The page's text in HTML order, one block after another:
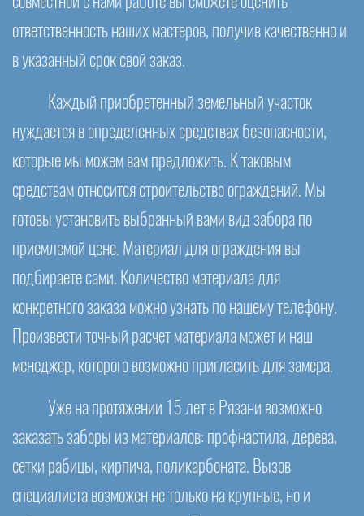
ответственность наших мастеров, получив качественно и
в указанный срок свой заказ.
Каждый приобретенный земельный участок
нуждается в определенных средствах безопасности,
которые мы можем вам предложить. К таковым
средствам относится строительство ограждений. Мы
готовы установить выбранный вами вид забора по
приемлемой цене. Материал для ограждения вы
подбираете сами. Количество материала для
конкретного заказа можно узнать по нашему телефону.
Произвести точный расчет материала может и наш
менеджер, которого возможно пригласить для замера.
Уже на протяжении 15 лет в Рязани возможно
заказать заборы из материалов: профнастила, дерева,
сетки рабицы, кирпича, поликарбоната. Вызов
специалиста возможен не только на крупные, но и